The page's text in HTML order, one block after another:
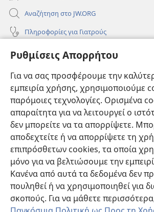
Ρυθμίσεις Απορρήτου
Για να σας προσφέρουμε την
εμπειρία χρήσης, χρησιμοποιούμε
παρόμοιες τεχνολογίες. Ορισμένα
απαραίτητα για να λειτουργεί ο
δεν μπορείτε να τα απορρίψετε.
αποδεχτείτε ή να απορρίψετε τη
επιπρόσθετων cookies, τα οποία
μόνο για να βελτιώσουμε την
Κανένα από αυτά τα δεδομένα δεν
πουληθεί ή να χρησιμοποιηθεί για
σκοπούς. Για να μάθετε
Αναζήτηση στο JW.ORG
Πληροφορίες για Γιατρούς
Πληροφορίες για Επίσημους Φορείς και
Συνεισφορές
(ανοίγει
παράθυρο)ΔΙΑΔΙΚΤΥΑΚΗ ΒΙΒΛΙΟΘΗΚΗ της Σκοπιάς™
(ανοίγει
νέο
παράθυρο)
JW Hub
(ανοίγει
νέο
παράθυρο)JW Library®
Βιβλιοθήκη της Σκοπιάς